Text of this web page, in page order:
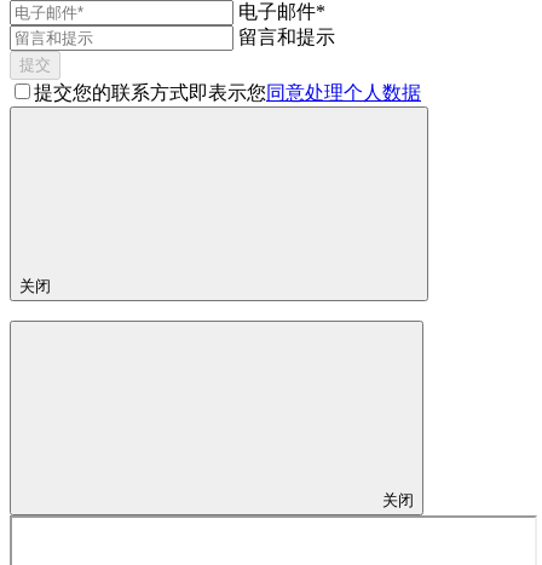
电子邮件*
留言和提示
提交
提交您的联系方式即表示您同意处理个人数据
关闭
关闭